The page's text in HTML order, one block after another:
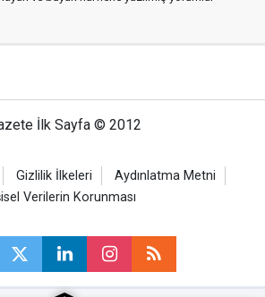
İlk Sayfa © 2012
Gizlilik İlkeleri
Aydınlatma Metni
Verilerin Korunması